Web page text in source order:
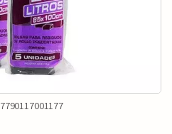
7790117001177